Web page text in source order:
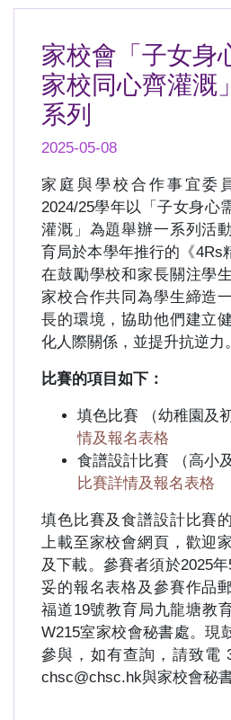
家校會「子女身
家校同心齊灌溉
系列
2025-05-08
家庭與學校合作事宜委
2024/25學年以「子女身心
灌溉」為題舉辦一系列活
育局於本學年推行的《4Rs
在鼓勵學校和家長關注學
家校合作共同為學生締造
長的環境，協助他們建立
化人際關係，並提升抗逆力。
比賽的項目如下：
填色比賽 （幼稚園及
情及報名表格
食譜設計比賽 （高小
比賽詳情及報名表格
填色比賽及食譜設計比賽
上載至家校會網頁，歡迎
及下載。參賽者須於2025
妥的報名表格及參賽作品
福道19號教育局九龍塘教
W215室家校會秘書處。現
參與，如有查詢，請致電
chsc@chsc.hk與家校會秘書